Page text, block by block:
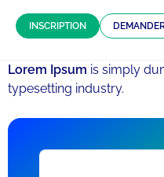
INSCRIPTION
Lorem Ipsum is simply
typesetting industry.